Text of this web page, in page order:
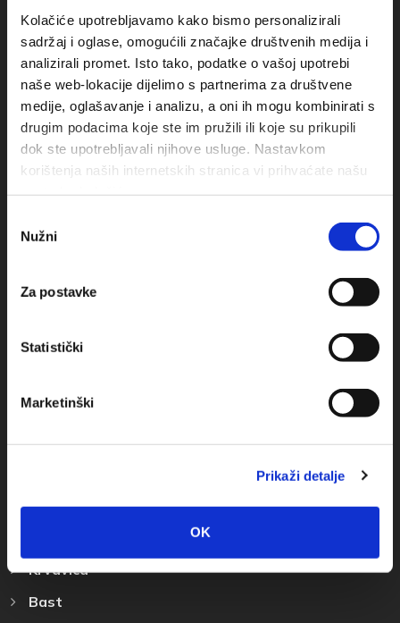
Kolačiće upotrebljavamo kako bismo personalizirali
sadržaj i oglase, omogućili značajke društvenih medija i
analizirali promet. Isto tako, podatke o vašoj upotrebi
naše web-lokacije dijelimo s partnerima za društvene
medije, oglašavanje i analizu, a oni ih mogu kombinirati s
drugim podacima koje ste im pružili ili koje su prikupili
dok ste upotrebljavali njihove usluge. Nastavkom
korištenja naših internetskih stranica vi prihvaćate našu
pristanka
Nužni
Za postavke
Statistički
Marketinški
Prikaži detalje
OK
Obala sv. Nikole 31, Baška Voda
+385(0)21 678754
info@baskavoda.hr
Promajna
Krvavica
Bast